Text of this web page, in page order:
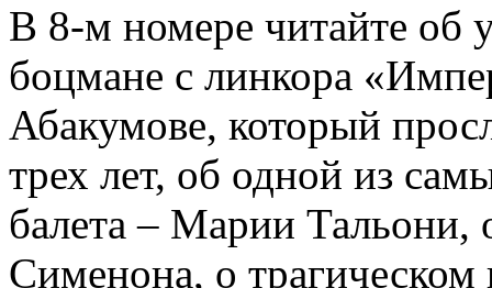
В 8-м номере читайте об
боцмане с линкора
Абакумове, который
трех лет, об одной из
балета – Марии
Сименона, о трагическом